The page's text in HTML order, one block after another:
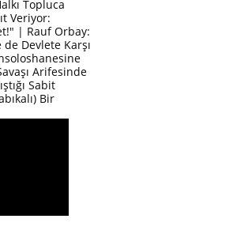
Topluca
Veriyor:
| Rauf Orbay:
Devlete Karşı
Arifesinde
Sabit
Bir